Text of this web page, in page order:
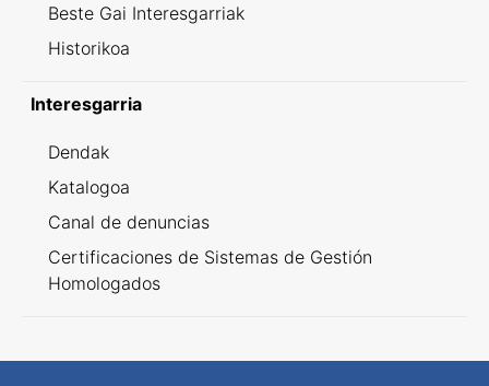
Beste Gai Interesgarriak
Historikoa
Interesgarria
Dendak
Katalogoa
Canal de denuncias
Certificaciones de Sistemas de Gestión
Homologados